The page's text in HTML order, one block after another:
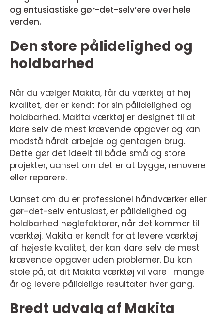
og entusiastiske gør-det-selv’ere over hele
verden.
Den store pålidelighed og
holdbarhed
Når du vælger Makita, får du værktøj af høj
kvalitet, der er kendt for sin pålidelighed og
holdbarhed. Makita værktøj er designet til at
klare selv de mest krævende opgaver og kan
modstå hårdt arbejde og gentagen brug.
Dette gør det ideelt til både små og store
projekter, uanset om det er at bygge, renovere
eller reparere.
Uanset om du er professionel håndværker eller
gør-det-selv entusiast, er pålidelighed og
holdbarhed nøglefaktorer, når det kommer til
værktøj. Makita er kendt for at levere værktøj
af højeste kvalitet, der kan klare selv de mest
krævende opgaver uden problemer. Du kan
stole på, at dit Makita værktøj vil vare i mange
år og levere pålidelige resultater hver gang.
Bredt udvalg af Makita